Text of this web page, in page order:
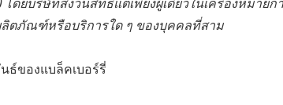
ดยบริษัทสงวนสิทธิแต่เพียงผู้เดียวในเครื่องหมา
ลิตภัณฑ์หรือบริการใด ๆ ของบุคคลที่สาม
ธ์ของแบล็คเบอร์รี่